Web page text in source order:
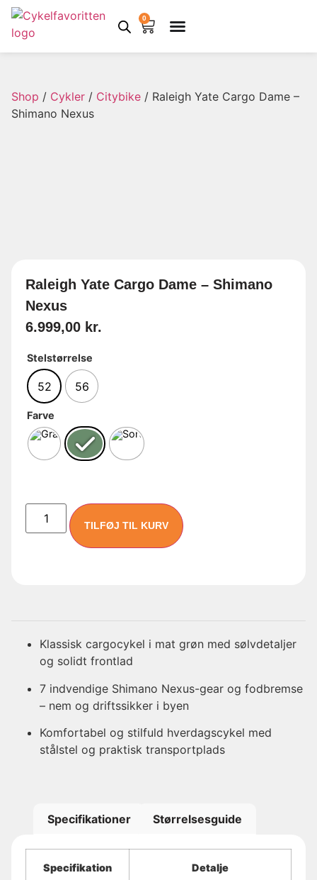
0
Shop / Cykler / Citybike / Raleigh Yate Cargo Dame –
Shimano Nexus
Raleigh Yate Cargo Dame – Shimano
Nexus
6.999,00 kr.
Stelstørrelse
52 56
Farve
TILFØJ TIL KURV
Klassisk cargocykel i mat grøn med sølvdetaljer
og solidt frontlad
7 indvendige Shimano Nexus-gear og fodbremse
– nem og driftssikker i byen
Komfortabel og stilfuld hverdagscykel med
stålstel og praktisk transportplads
Specifikationer Størrelsesguide
Specifikation Detalje